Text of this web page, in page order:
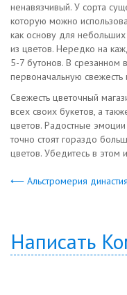
ненавязчивый. У сорта
которую можно
как основу для
из цветов. Нередко на
5-7 бутонов. В срезанном
первоначальную свежесть
Свежесть цветочный
всех своих букетов, а
цветов. Радостные
точно стоят гораздо
цветов. Убедитесь в этом
⟵ Альстромерия династия
Написать